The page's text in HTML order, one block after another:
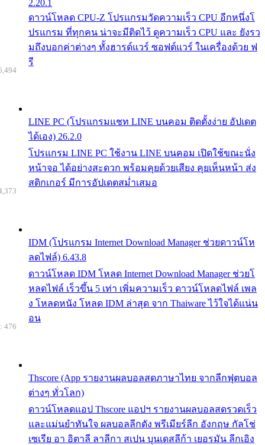
2.20.1
ดาวน์โหลด CPU-Z โปรแกรมวัดความเร็ว CPU อีกหนึ่งโ
ปรแกรม ที่ทุกคน น่าจะมีติดไว้ ดูความเร็ว CPU และ ยังรว
มถึงบอกค่าต่างๆ ทั้งฮารด์แวร์ ซอฟต์แวร์ ในเครื่องด้วย ฟ
รี
LINE PC (โปรแกรมแชท LINE บนคอม ติดตั้งง่าย อัปเดต
ได้เอง) 26.2.0
โปรแกรม LINE PC ใช้งาน LINE บนคอม เปิดใช้ขณะนั่ง
หน้าจอ ได้อย่างสะดวก พร้อมคุยด้วยเสียง คุยเห็นหน้า ส่ง
สติกเกอร์ มีการอัปเดตสม่ำเสมอ
IDM (โปรแกรม Internet Download Manager ช่วยดาวน์โห
ลดไฟล์) 6.43.8
ดาวน์โหลด IDM โหลด Internet Download Manager ช่วยโ
หลดไฟล์ เร็วขึ้น 5 เท่า เพิ่มความเร็ว ดาวน์โหลดไฟล์ เพล
ง โหลดหนัง โหลด IDM ล่าสุด จาก Thaiware ไว้ใจได้แน่น
อน
Thscore (App รายงานผลบอลสดภาษาไทย จากลีกฟุตบอล
ต่างๆ ทั่วโลก)
ดาวน์โหลดแอป Thscore แอปฯ รายงานผลบอลสดรวดเร็ว
และแม่นยำทันใจ ผลบอลลีกดัง พรีเมียร์ลีก อังกฤษ กัลโช่
เซเรีย อา อิตาลี ลาลีกา สเปน บุนเดสลีก้า เยอรมัน ลีกเอิง
476